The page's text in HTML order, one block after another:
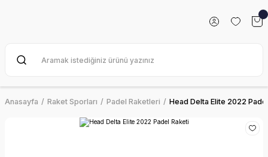
Anasayfa Raket Sporları Padel Raketleri Head Delta Elite 2022